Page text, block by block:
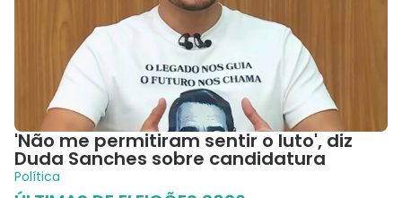
'Não me permitiram sentir o luto', diz
Duda Sanches sobre candidatura
Política